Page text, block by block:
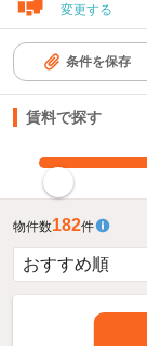
変更する
条件を保存
賃料で探す
物件数182件